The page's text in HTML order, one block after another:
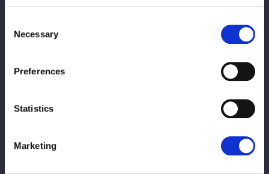
Selection
Necessary
Preferences
Statistics
Marketing